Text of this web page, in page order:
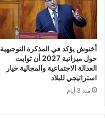
أخنوش يؤكد في المذكرة التوجيهية
حول ميزانية 2027 أن ثوابت
العدالة الاجتماعية والمجالية خيار
استراتيجي للبلاد
منذ 3 أيام